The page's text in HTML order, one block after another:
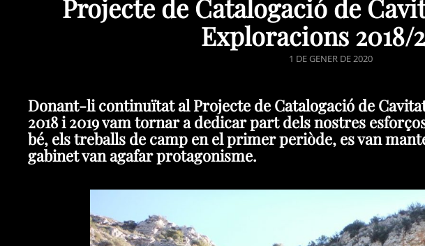
Projecte de Catalogació de
Exploracions 2018/
POSTED
1 DE GENER DE 2020
Donant-li continuïtat al Projecte de Catalogació de
2018 i 2019 vam tornar a dedicar part dels nostres
bé, els treballs de camp en el primer periòde, es van
gabinet van agafar protagonisme.